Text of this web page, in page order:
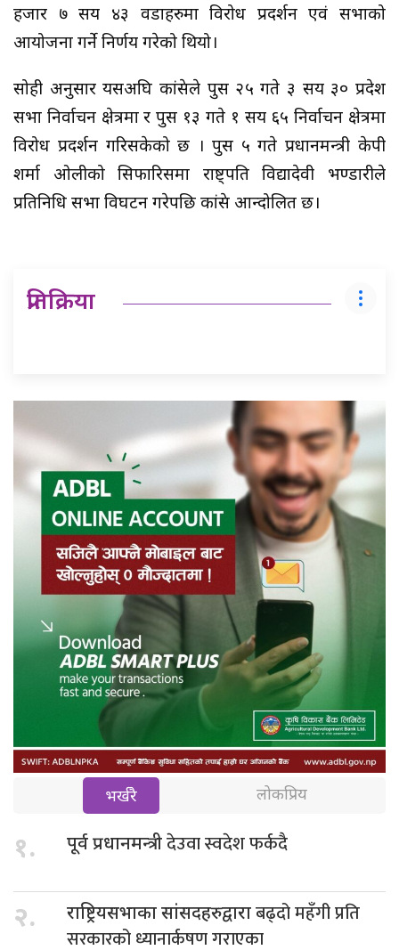
हजार ७ सय ४३ वडाहरुमा विरोध प्रदर्शन एवं सभाको
आयोजना गर्ने निर्णय गरेको थियो।
सोही अनुसार यसअघि कांग्रेसले पुस २५ गते ३ सय ३० प्रदेश
सभा निर्वाचन क्षेत्रमा र पुस १३ गते १ सय ६५ निर्वाचन क्षेत्रमा‍
विरोध प्रदर्शन गरिसकेको छ । पुस ५ गते प्रधानमन्त्री केपी
शर्मा ओलीको सिफारिसमा राष्ट्पति विद्यादेवी भण्डारीले
प्रतिनिधि सभा विघटन गरेपछि कांग्रेस आन्दोलित छ।
प्रतिक्रिया
भर्खरै लोकप्रिय
१. पूर्व प्रधानमन्त्रीदेउवा स्वदेश फर्कदै
२. राष्ट्रियसभाका सांसदहरुद्वाराबढ्दो महँगी प्रति
सरकारको ध्यानार्कषण गराएका